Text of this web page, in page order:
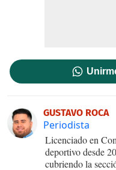
GUSTAVO ROCA
Periodista
Licenciado en
deportivo desde
cubriendo la